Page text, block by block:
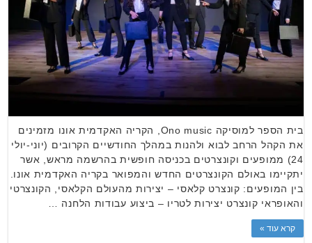
בית הספר למוסיקה Ono music, הקריה האקדמית אונו מזמינים
את הקהל הרחב לבוא ולהנות במהלך החודשיים הקרובים (יוני-יולי
24) ממופעים וקונצרטים בכניסה חופשית בהרשמה מראש, אשר
יתקיימו באולם הקונצרטים החדש והמפואר בקריה האקדמית אונו.
בין המופעים: קונצרט קלאסי – יצירות מהעולם הקלאסי, הקונצרטי
והאופראי קונצרט יצירות לטריו – ביצוע עבודות הלחנה …
קרא עוד »